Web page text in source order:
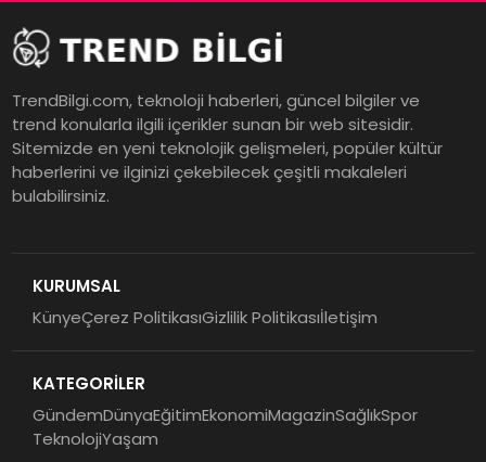
TrendBilgi.com, teknoloji haberleri, güncel bilgiler ve
trend konularla ilgili içerikler sunan bir web sitesidir.
Sitemizde en yeni teknolojik gelişmeleri, popüler kültür
haberlerini ve ilginizi çekebilecek çeşitli makaleleri
bulabilirsiniz.
KURUMSAL
KünyeÇerez PolitikasıGizlilik Politikasıİletişim
KATEGORİLER
GündemDünyaEğitimEkonomiMagazinSağlıkSpor
TeknolojiYaşam